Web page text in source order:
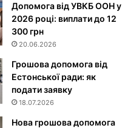
Допомога від УВКБ ООН у
2026 році: виплати до 12
300 грн
20.06.2026
Грошова допомога від
Естонської ради: як
подати заявку
18.07.2026
Нова грошова допомога